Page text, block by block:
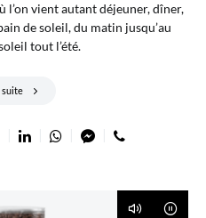
l’on vient autant déjeuner, dîner,
de soleil, du matin jusqu’au
tout l’été.
suite